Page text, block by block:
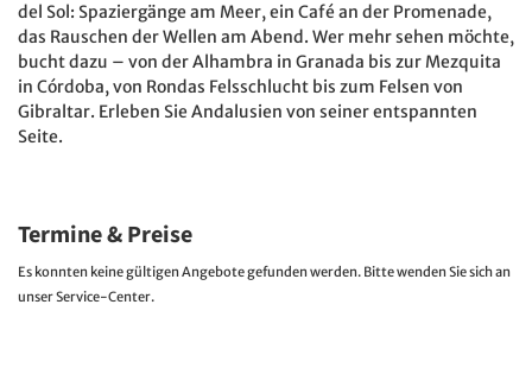
del Sol: Spaziergänge am Meer, ein Café an der Promenade,
das Rauschen der Wellen am Abend. Wer mehr sehen möchte,
bucht dazu – von der Alhambra in Granada bis zur Mezquita
in Córdoba, von Rondas Felsschlucht bis zum Felsen von
Gibraltar. Erleben Sie Andalusien von seiner entspannten
Seite.
Termine & Preise
Es konnten keine gültigen Angebote gefunden werden. Bitte wenden Sie sich an
unser Service-Center.